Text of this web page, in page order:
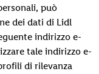
può
dei dati di Lidl
indirizzo e-
tale indirizzo e-
di rilevanza